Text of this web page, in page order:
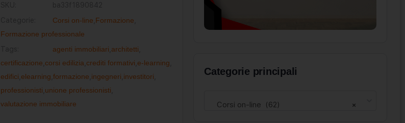
Corsi on-line Formazione
Formazione professionale
agenti immobiliari architetti
certificazione corsi edilizia crediti formativi e-learning
edifici elearning formazione ingegneri investitori
professionisti unione professionisti
valutazione immobiliare
Categorie principali
×
Corsi on-line (62)